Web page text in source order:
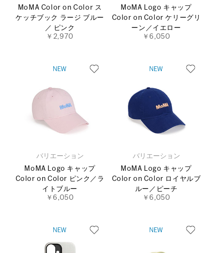
MoMA Color on Color ス
ケッチブック ラージ ブルー
／ ピンク
￥2,970
MoMA Logo キャップ
Color on Color ケリーグリ
ーン／イエロー
￥6,050
バリエーション
MoMA Logo キャップ
Color on Color ピンク／ラ
イトブルー
￥6,050
バリエーション
MoMA Logo キャップ
Color on Color ロイヤルブ
ルー／ピーチ
￥6,050